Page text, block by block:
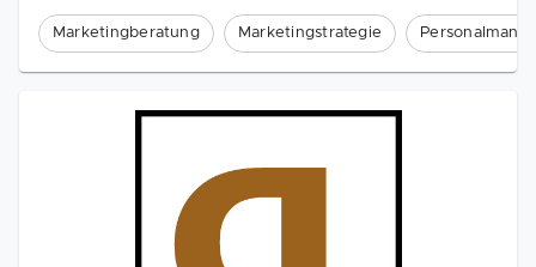
Marketingberatung Marketingstrategie